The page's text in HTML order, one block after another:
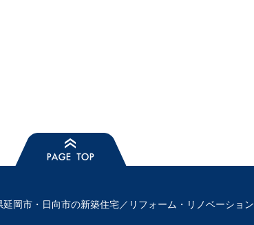
岡市・日向市の新築住宅／リフォーム・リノベーション